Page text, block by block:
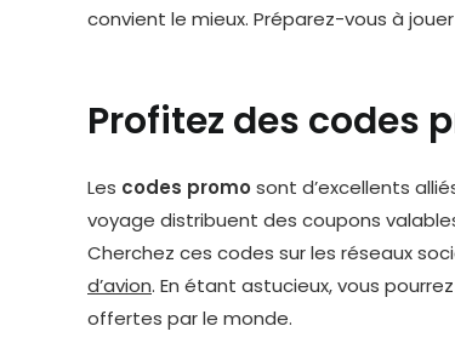
convient le mieux. Préparez-vous à
Profitez des codes
Les codes promosont d’excellents
voyage distribuent des coupons
Cherchez ces codes sur les réseaux
d’avion. En étant astucieux, vous
offertes par le monde.